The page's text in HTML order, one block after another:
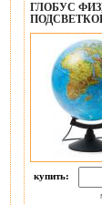
ГЛОБУС
купить: